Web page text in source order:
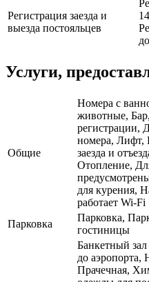
Регистрация заезда и
выезда постояльцев
Услуги,
Общие
Номера с
животные,
регистрации,
номера, Лифт,
заезда и
Отопление,
для курения,
работает Wi-Fi
Парковка
Парковка,
гостиницы
Банкетный
до аэропорта,
Прачечная,